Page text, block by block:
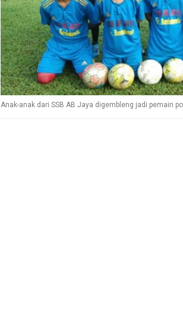
Anak-anak dari SSB AB Jaya digembleng jadi pemain